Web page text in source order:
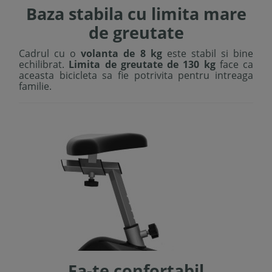
Baza stabila cu limita mare
de greutate
Cadrul cu ovolanta de 8 kgeste stabil si bine
echilibrat. Limita de greutate de 130 kgface ca
aceasta bicicleta sa fie potrivita pentru intreaga
familie.